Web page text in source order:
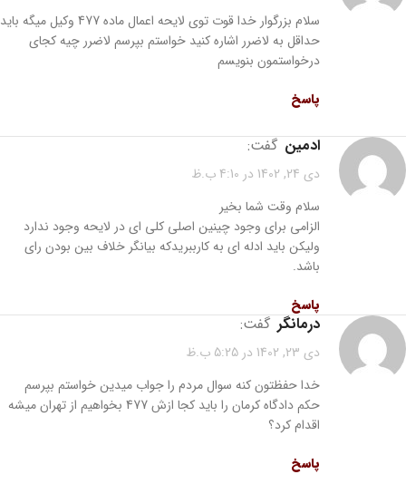
سلام بزرگوار خدا قوت توی لایحه اعمال ماده 477 وکیل میگه باید
حداقل به لاضرر اشاره کنید خواستم بپرسم لاضرر چیه کجای
درخواستمون بنویسم
پاسخ
ادمین گفت:
دی 24, 1402 در 4:10 ب.ظ
سلام وقت شما بخیر
الزامی برای وجود چینین اصلی کلی ای در لایحه وجود ندارد
ولیکن باید ادله ای به کارببریدکه بیانگر خلاف بین بودن رای
باشد.
پاسخ
درمانگر گفت:
دی 23, 1402 در 5:25 ب.ظ
خدا حفظتون کنه سوال مردم را جواب میدین خواستم بپرسم
حکم دادگاه کرمان را باید کجا ازش 477 بخواهیم از تهران میشه
اقدام کرد؟
پاسخ